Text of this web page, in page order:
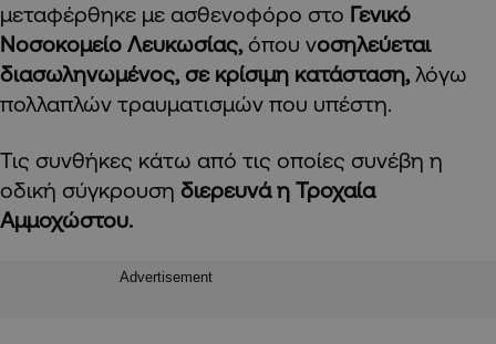
μεταφέρθηκε με ασθενοφόρο στο Γενικό
Νοσοκομείο Λευκωσίας, όπου νοσηλεύεται
διασωληνωμένος, σε κρίσιμη κατάσταση, λόγω
πολλαπλών τραυματισμών που υπέστη.
Τις συνθήκες κάτω από τις οποίες συνέβη η
οδική σύγκρουση διερευνά η Τροχαία
Αμμοχώστου.
Advertisement